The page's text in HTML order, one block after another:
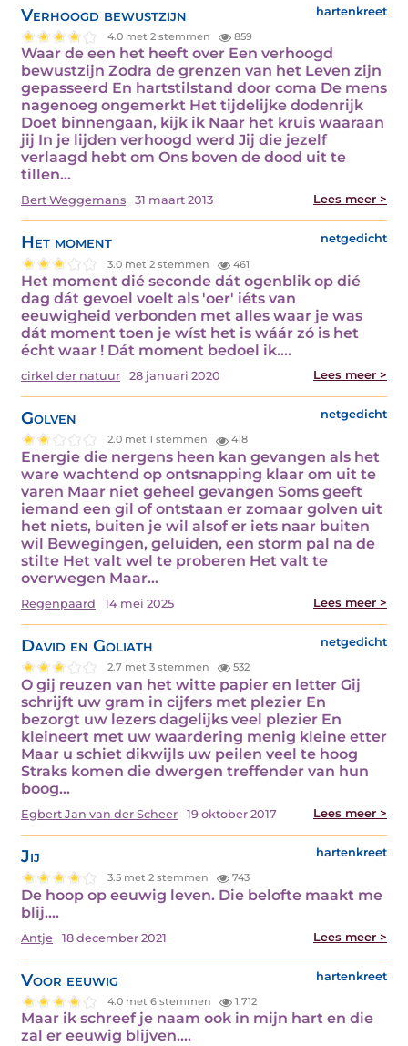
Verhoogd bewustzijn hartenkreet
4.0 met 2 stemmen 859
Waar de een het heeft over Een verhoogd
bewustzijn Zodra de grenzen van het Leven zijn
gepasseerd En hartstilstand door coma De mens
nagenoeg ongemerkt Het tijdelijke dodenrijk
Doet binnengaan, kijk ik Naar het kruis waaraan
jij In je lijden verhoogd werd Jij die jezelf
verlaagd hebt om Ons boven de dood uit te
tillen…
Bert Weggemans 31 maart 2013 Lees meer >
Het moment netgedicht
3.0 met 2 stemmen 461
Het moment dié seconde dát ogenblik op dié
dag dát gevoel voelt als 'oer' iéts van
eeuwigheid verbonden met alles waar je was
dát moment toen je wíst het is wáár zó is het
écht waar ! Dát moment bedoel ik.…
cirkel der natuur 28 januari 2020 Lees meer >
Golven netgedicht
2.0 met 1 stemmen 418
Energie die nergens heen kan gevangen als het
ware wachtend op ontsnapping klaar om uit te
varen Maar niet geheel gevangen Soms geeft
iemand een gil of ontstaan er zomaar golven uit
het niets, buiten je wil alsof er iets naar buiten
wil Bewegingen, geluiden, een storm pal na de
stilte Het valt wel te proberen Het valt te
overwegen Maar…
Regenpaard 14 mei 2025 Lees meer >
David en Goliath netgedicht
2.7 met 3 stemmen 532
O gij reuzen van het witte papier en letter Gij
schrijft uw gram in cijfers met plezier En
bezorgt uw lezers dagelijks veel plezier En
kleineert met uw waardering menig kleine etter
Maar u schiet dikwijls uw peilen veel te hoog
Straks komen die dwergen treffender van hun
boog…
Egbert Jan van der Scheer 19 oktober 2017 Lees meer >
Jij hartenkreet
3.5 met 2 stemmen 743
De hoop op eeuwig leven. Die belofte maakt me
blij.…
Antje 18 december 2021 Lees meer >
Voor eeuwig hartenkreet
4.0 met 6 stemmen 1.712
Maar ik schreef je naam ook in mijn hart en die
zal er eeuwig blijven.…